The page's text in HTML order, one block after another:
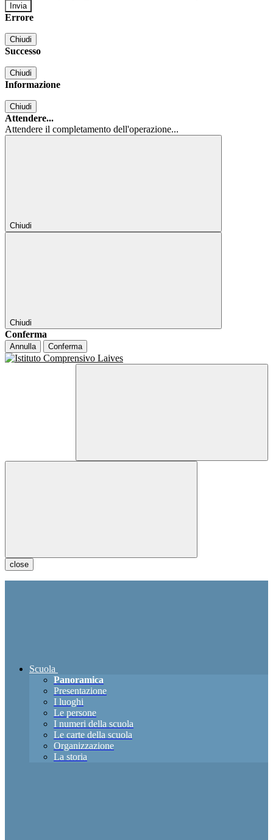
Errore
Chiudi
Successo
Chiudi
Informazione
Chiudi
Attendere...
Attendere il completamento dell'operazione...
Chiudi
Chiudi
Conferma
Annulla Conferma
close
Scuola
Panoramica
Presentazione
I luoghi
Le persone
I numeri della scuola
Le carte della scuola
Organizzazione
La storia